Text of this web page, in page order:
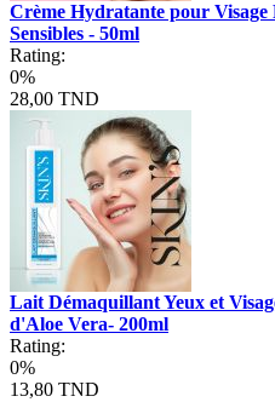
Crème Hydratante pour Visage
Sensibles - 50ml
Rating:
0%
28,00 TND
Lait Démaquillant Yeux et
d'Aloe Vera- 200ml
Rating:
0%
13,80 TND